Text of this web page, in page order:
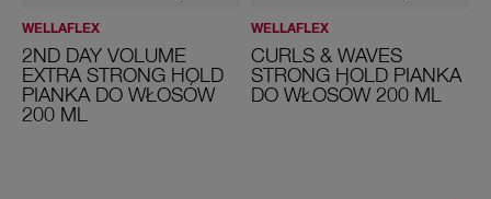
WELLAFLEX
2ND DAY VOLUME
EXTRA STRONG HOLD
PIANKA DO WŁOSÓW
200 ML
WELLAFLEX
CURLS & WAVES
STRONG HOLD PIANKA
DO WŁOSÓW 200 ML